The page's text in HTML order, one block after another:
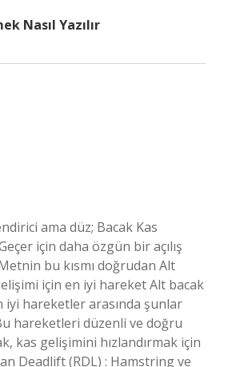
Nasıl Yazılır
ama düz; Bacak Kas
için daha özgün bir açılış
bu kısmı doğrudan Alt
için en iyi hareket Alt bacak
iyi hareketler arasında şunlar
hareketleri düzenli ve doğru
kas gelişimini hızlandırmak için
Deadlift (RDL) : Hamstring ve